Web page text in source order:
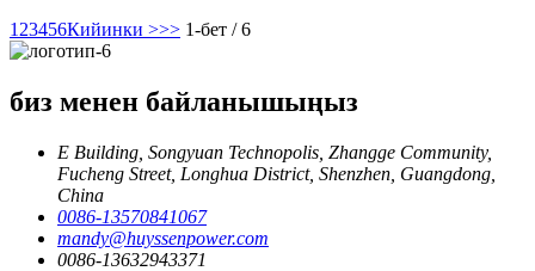
1 23456Кийинки >>> 1-бет / 6
биз менен байланышыңыз
E Building, Songyuan Technopolis, Zhangge Community,
Fucheng Street, Longhua District, Shenzhen, Guangdong,
China
0086-13570841067
mandy@huyssenpower.com
0086-13632943371